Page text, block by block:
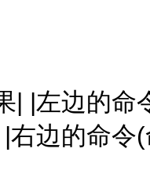
| |左边的命
右边的命令